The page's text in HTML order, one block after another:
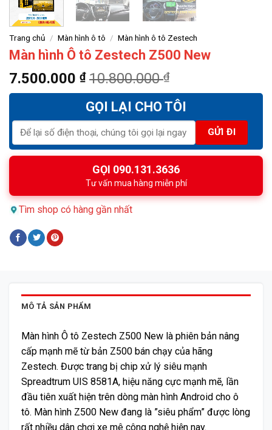
Trang chủ / Màn hình ô tô / Màn hình ô tô Zestech
Màn hình Ô tô Zestech Z500 New
7.500.000 ₫ 10.800.000₫
GỌI LẠI CHO TÔI
GỌI 090.131.3636
Tư vấn mua hàng miễn phí
Tìm shop có hàng gần nhất
MÔ TẢ SẢN PHẨM
Màn hình Ô tô Zestech Z500 New là phiên bản nâng
cấp mạnh mẽ từ bản Z500 bán chạy của hãng
Zestech. Được trang bị chip xử lý siêu mạnh
Spreadtrum UIS 8581A, hiệu năng cực mạnh mẽ, lần
đầu tiên xuất hiện trên dòng màn hình Android cho ô
tô. Màn hình Z500 New đang là ”siêu phẩm” được lòng
rất nhiều dân chơi xe mê công nghệ hiện nay.